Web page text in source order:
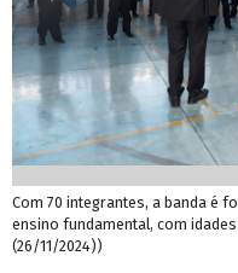
Com 70 integrantes, a banda é
ensino fundamental, com idades
(26/11/2024))